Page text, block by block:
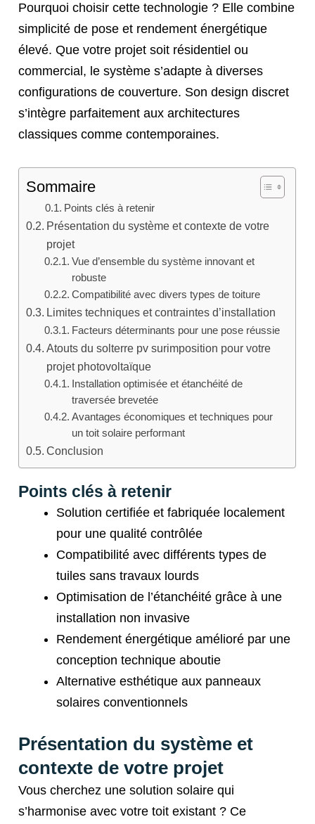
Pourquoi choisir cette technologie ? Elle combine
simplicité de pose et rendement énergétique
élevé. Que votre projet soit résidentiel ou
commercial, le système s’adapte à diverses
configurations de couverture. Son design discret
s’intègre parfaitement aux architectures
classiques comme contemporaines.
Sommaire
Points clés à retenir
Présentation du système et contexte de votre
projet
Vue d’ensemble du système innovant et
robuste
Compatibilité avec divers types de toiture
Limites techniques et contraintes d’installation
Facteurs déterminants pour une pose réussie
Atouts du solterre pv surimposition pour votre
projet photovoltaïque
Installation optimisée et étanchéité de
traversée brevetée
Avantages économiques et techniques pour
un toit solaire performant
Conclusion
Points clés à retenir
Solution certifiée et fabriquée localement
pour une qualité contrôlée
Compatibilité avec différents types de
tuiles sans travaux lourds
Optimisation de l’étanchéité grâce à une
installation non invasive
Rendement énergétique amélioré par une
conception technique aboutie
Alternative esthétique aux panneaux
solaires conventionnels
Présentation du système et
contexte de votre projet
Vous cherchez une solution solaire qui
s’harmonise avec votre toit existant ? Ce